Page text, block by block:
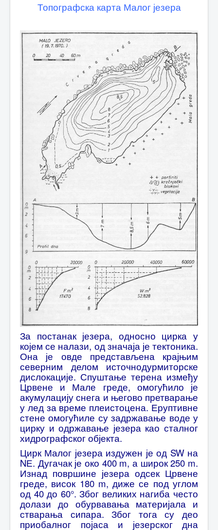
Топографска карта Малог језера
За постанак језера, односно цирка у
којем се налази, од значаја је тектоника.
Она је овде представљена крајњим
северним делом источнодурмиторске
дислокације. Спуштање терена између
Црвене и Мале греде, омогућило је
акумулацију снега и његово претварање
у лед за време плеистоцена. Еруптивне
стене омогућиле су задржавање воде у
цирку и одржавање језера као сталног
хидрографског објекта.
Цирк Малог језера издужен је од SW на
NЕ. Дугачак је око 400 m, а широк 250 m.
Изнад површине језера одсек Црвене
греде, висок 180 m, диже се под углом
од 40 до 60°. Због великих нагиба често
долази до обурвавања материјала и
стварања сипара. Због тога су део
приобалног појаса и језерског дна